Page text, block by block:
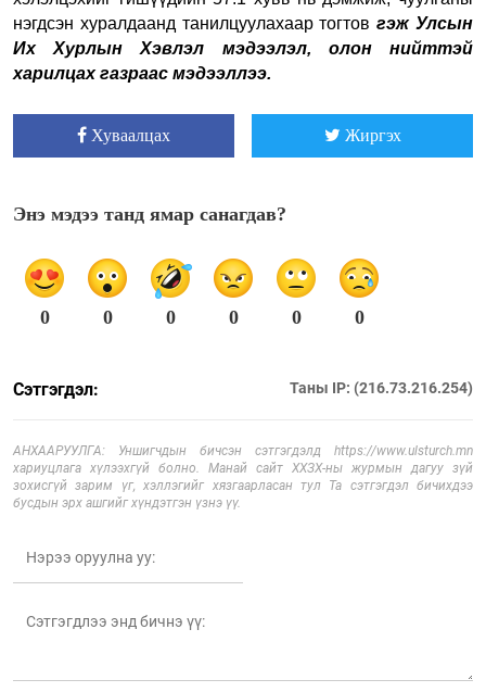
нэгдсэн хуралдаанд танилцуулахаар тогтовгэж Улсын
Их Хурлын Хэвлэл мэдээлэл, олон нийттэй
харилцах газраас мэдээллээ.
Хуваалцах Жиргэх
Энэ мэдээ танд ямар санагдав?
0 0 0 0 0 0
Сэтгэгдэл: Таны IP: (216.73.216.254)
АНХААРУУЛГА: Уншигчдын бичсэн сэтгэгдэлд https://www.ulsturch.mn
хариуцлага хүлээхгүй болно. Манай сайт ХХЗХ-ны журмын дагуу зүй
зохисгүй зарим үг, хэллэгийг хязгаарласан тул Та сэтгэгдэл бичихдээ
бусдын эрх ашгийг хүндэтгэн үзнэ үү.